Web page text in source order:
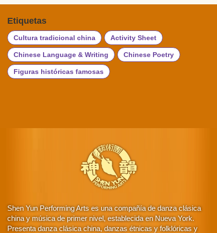
Etiquetas
Cultura tradicional china Activity Sheet
Chinese Language & Writing Chinese Poetry
Figuras históricas famosas
Shen Yun Performing Arts es una compañía de danza clásica
china y música de primer nivel, establecida en Nueva York.
Presenta danza clásica china, danzas étnicas y folklóricas y